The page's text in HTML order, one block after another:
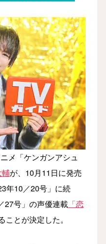
メ「ケンガンアシュ
が、10月11日に発売
年10／20号」に続
27号」の声優連載「恋
ことが決定した。